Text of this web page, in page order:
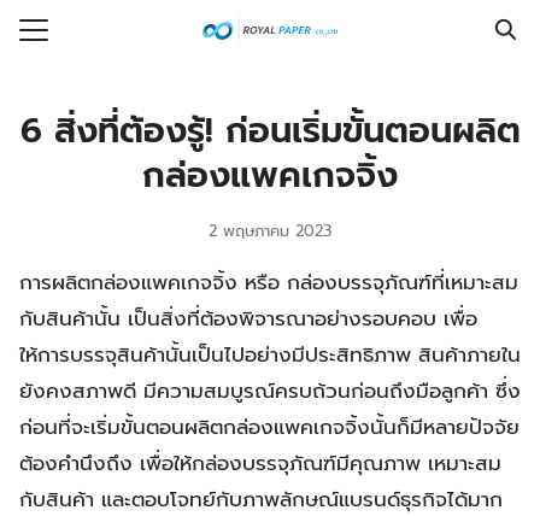
Skip
ซื้อ
ที่พบบ่อย
รา
6 สิ่งที่ต้องรู้! ก่อนเริ่มขั้นตอนผลิต
กล่องแพคเกจจิ้ง
2 พฤษภาคม 2023
การผลิตกล่องแพคเกจจิ้ง หรือ กล่องบรรจุภัณฑ์ที่เหมาะสม
กับสินค้านั้น เป็นสิ่งที่ต้องพิจารณาอย่างรอบคอบ เพื่อ
ให้การบรรจุสินค้านั้นเป็นไปอย่างมีประสิทธิภาพ สินค้าภายใน
ยังคงสภาพดี มีความสมบูรณ์ครบถ้วนก่อนถึงมือลูกค้า ซึ่ง
ก่อนที่จะเริ่มขั้นตอนผลิตกล่องแพคเกจจิ้งนั้นก็มีหลายปัจจัย
ต้องคำนึงถึง เพื่อให้กล่องบรรจุภัณฑ์มีคุณภาพ เหมาะสม
กับสินค้า และตอบโจทย์กับภาพลักษณ์แบรนด์ธุรกิจได้มาก